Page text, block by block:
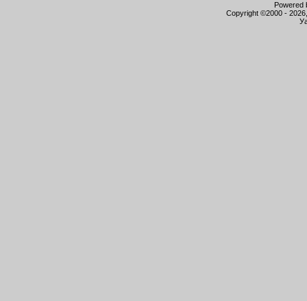
Powered
Copyright ©2000 -